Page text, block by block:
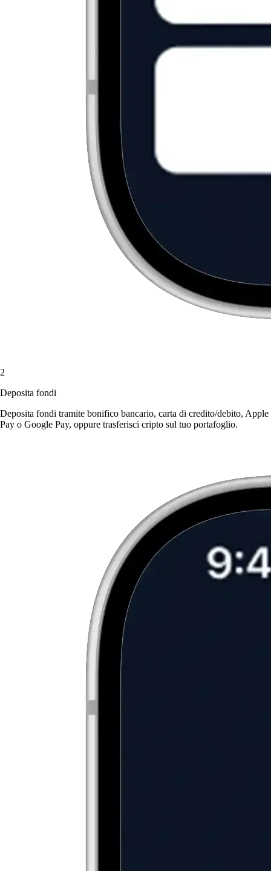
2
Deposita fondi
Deposita fondi tramite bonifico bancario, carta di credito/debito, Apple
Pay o Google Pay, oppure trasferisci cripto sul tuo portafoglio.